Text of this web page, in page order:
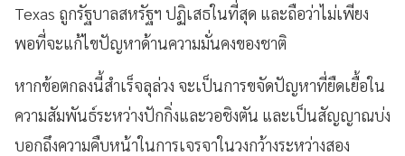
Texas ถูกรัฐบาลสหรัฐฯ ปฏิเสธในที่สุด และถือว่าไม่เพียง
พอที่จะแก้ไขปัญหาด้านความมั่นคงของชาติ
หากข้อตกลงนี้สำเร็จลุล่วง จะเป็นการขจัดปัญหาที่ยืดเยื้อใน
ความสัมพันธ์ระหว่างปักกิ่งและวอชิงตัน และเป็นสัญญาณบ่ง
บอกถึงความคืบหน้าในการเจรจาในวงกว้างระหว่างสอง